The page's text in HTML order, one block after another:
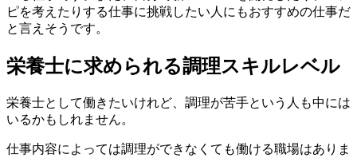
ピを考えたりする仕事に挑戦したい人にもおすすめの仕事だ
と言えそうです。
栄養士に求められる調理スキルレベル
栄養士として働きたいけれど、調理が苦手という人も中には
いるかもしれません。
仕事内容によっては調理ができなくても働ける職場はありま